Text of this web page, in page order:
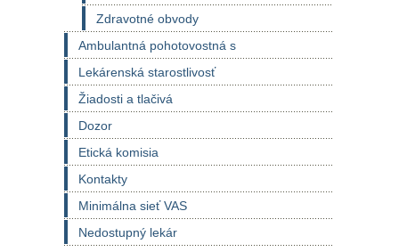
Zdravotné obvody
Ambulantná pohotovostná s
Lekárenská starostlivosť
Žiadosti a tlačivá
Dozor
Etická komisia
Kontakty
Minimálna sieť VAS
Nedostupný lekár